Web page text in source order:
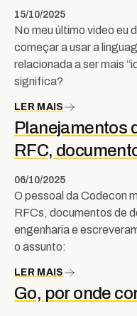
15/10/2025
No meu último video eu
começar a usar a
relacionada a ser mais
significa?
LER MAIS
Planejamentos
RFC,
06/10/2025
O pessoal da Codecon
RFCs, documentos de
engenharia e
o assunto:
LER MAIS
Go, por onde